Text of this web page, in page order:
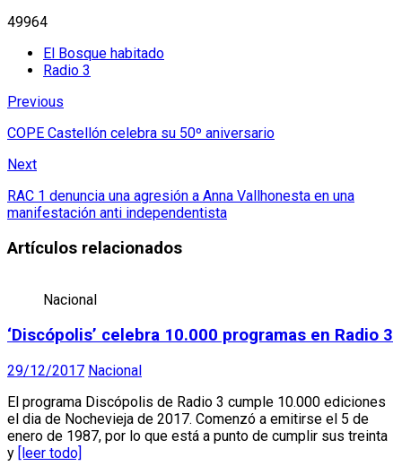
49964
El Bosque habitado
Radio 3
Previous
COPE Castellón celebra su 50º aniversario
Next
RAC 1 denuncia una agresión a Anna Vallhonesta en una
manifestación anti independentista
Artículos relacionados
Nacional
‘Discópolis’ celebra 10.000 programas en Radio 3
29/12/2017 Nacional
El programa Discópolis de Radio 3 cumple 10.000 ediciones
el dia de Nochevieja de 2017. Comenzó a emitirse el 5 de
enero de 1987, por lo que está a punto de cumplir sus treinta
y [leer todo]